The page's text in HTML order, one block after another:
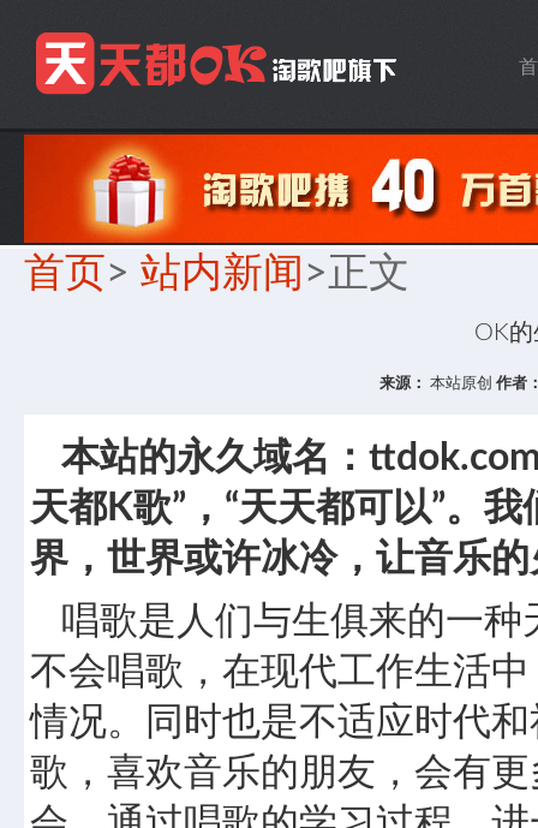
首页 > 站内新闻 >正文
OK
来源： 本站原创 作者
本站的永久域名：
天都K歌”，“天天都可以”。
界，世界或许冰冷，让音乐
唱歌是人们与生俱来的一
不会唱歌，在现代工作生活
情况。同时也是不适应时代
歌，喜欢音乐的朋友，会有